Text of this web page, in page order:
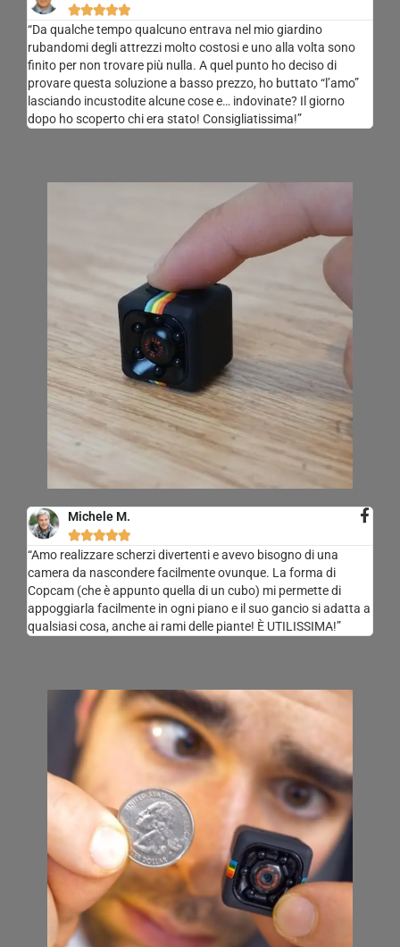

“Da qualche tempo qualcuno entrava nel mio giardino
rubandomi degli attrezzi molto costosi e uno alla volta sono
finito per non trovare più nulla. A quel punto ho deciso di
provare questa soluzione a basso prezzo, ho buttato “l’amo”
lasciando incustodite alcune cose e… indovinate? Il giorno
dopo ho scoperto chi era stato! Consigliatissima!”
Michele M.

“Amo realizzare scherzi divertenti e avevo bisogno di una
camera da nascondere facilmente ovunque. La forma di
Copcam (che è appunto quella di un cubo) mi permette di
appoggiarla facilmente in ogni piano e il suo gancio si adatta a
qualsiasi cosa, anche ai rami delle piante! È UTILISSIMA!”